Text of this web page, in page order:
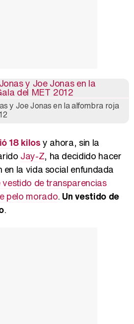
y Joe Jonas en la alfombra roja
18 kilosy ahora, sin la
Jay-Z, ha decidido hacer
en la vida social enfundada
vestido de transparencias
pelo morado. Un vestido de
.